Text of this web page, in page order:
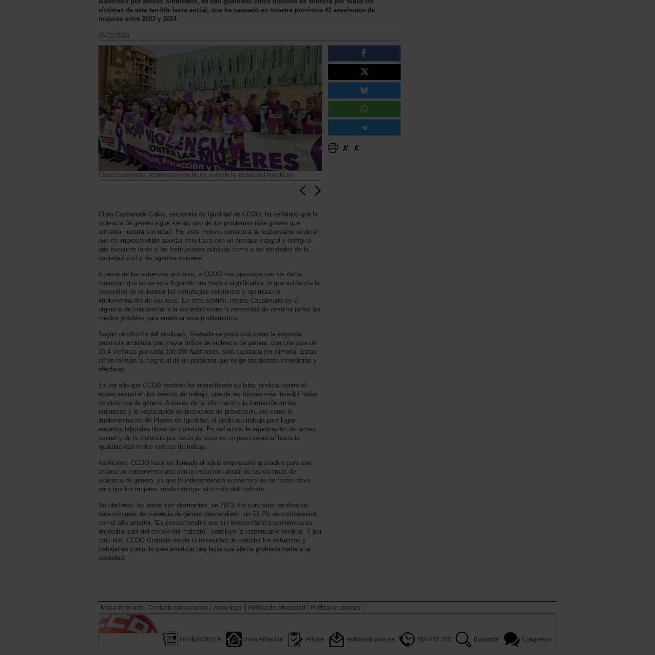
víctimas de esta terrible lacra social, que ha causado en nuestra provincia 42 asesinatos de
mujeres entre 2003 y 2024.
25/11/2024.
Clara Castarnado, responsable de Mujer, durante la lectura del manifiesto
Clara Castarnado Calvo, secretaria de Igualdad de CCOO, ha señalado que la
violencia de género sigue siendo uno de los problemas más graves que
enfrenta nuestra sociedad. Por este motivo, considera la responsable sindical
que es imprescindible abordar esta lacra con un enfoque integral y enérgico,
que involucre tanto a las instituciones públicas como a las entidades de la
sociedad civil y los agentes sociales.
A pesar de los esfuerzos actuales, a CCOO nos preocupa que los datos
muestran que no se está logrando una mejora significativa, lo que evidencia la
necesidad de replantear las estrategias existentes y optimizar la
implementación de recursos. En este sentido, insiste Castarnado en la
urgencia de concienciar a la sociedad sobre la necesidad de destinar todos los
medios posibles para erradicar esta problemática.
Según un informe del sindicato, Granada se posicionó como la segunda
provincia andaluza con mayor índice de violencia de género, con una tasa de
10,4 víctimas por cada 100.000 habitantes, solo superada por Almería. Estas
cifras reflejan la magnitud de un problema que exige respuestas inmediatas y
efectivas.
Es por ello que CCOO también ha intensificado su labor sindical contra el
acoso sexual en los centros de trabajo, una de las formas más invisibilizadas
de violencia de género. A través de la información, la formación en las
empresas y la negociación de protocolos de prevención, así como la
implementación de Planes de Igualdad, el sindicato trabaja para lograr
entornos laborales libres de violencia. En definitiva, la erradicación del acoso
sexual y de la violencia por razón de sexo es un paso esencial hacia la
igualdad real en los centros de trabajo.
Asimismo, CCOO hace un llamado al tejido empresarial granadino para que
asuma un compromiso real con la inserción laboral de las víctimas de
violencia de género, ya que la independencia económica es un factor clave
para que las mujeres puedan romper el círculo del maltrato.
No obstante, los datos son alarmantes: en 2023, los contratos bonificados
para víctimas de violencia de género descendieron un 51,2% en comparación
con el año anterior. “Es incuestionable que sin independencia económica es
imposible salir del círculo del maltrato”, concluye la responsable sindical. Y por
todo ello, CCOO Granada reitera la necesidad de redoblar los esfuerzos y
trabajar en conjunto para erradicar una lacra que afecta profundamente a la
sociedad.
Mapa de la web Contacta con nosotros Aviso legal Política de privacidad Polìtica de cookies
HEMEROTECA Zona Afiliación Afíliate siot@and.ccoo.es 954 287 755 Buscador Congresos